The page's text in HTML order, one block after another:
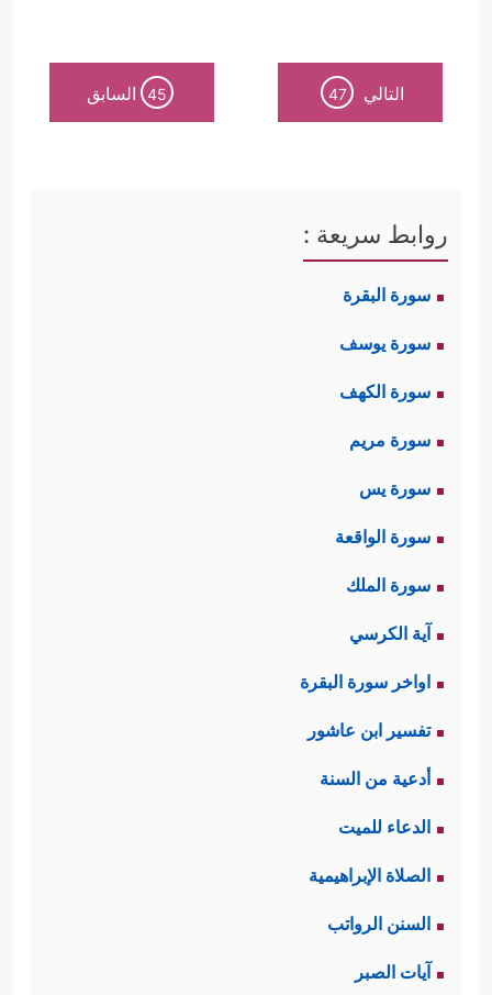
التالي 47
45 السابق
روابط سريعة :
سورة البقرة
سورة يوسف
سورة الكهف
سورة مريم
سورة يس
سورة الواقعة
سورة الملك
آية الكرسي
اواخر سورة البقرة
تفسير ابن عاشور
أدعية من السنة
الدعاء للميت
الصلاة الإبراهيمية
السنن الرواتب
آيات الصبر